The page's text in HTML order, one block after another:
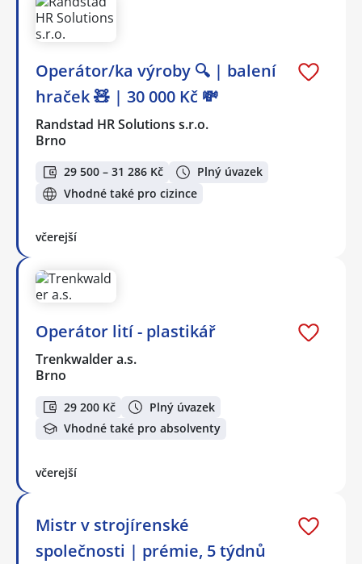
Operátor/ka výroby 🔍 | balení
hraček 🧸 | 30 000 Kč 💸
Randstad HR Solutions s.r.o.
Brno
29 500 – 31 286 Kč
Plný úvazek
Vhodné také pro cizince
včerejší
Operátor lití - plastikář
Trenkwalder a.s.
Brno
29 200 Kč
Plný úvazek
Vhodné také pro absolventy
včerejší
Mistr v strojírenské
společnosti | prémie, 5 týdnů